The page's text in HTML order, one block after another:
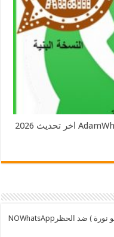
واتساب ابو عمر 2026 ( ابو نورة ) ضد الحظرNOWhatsApp